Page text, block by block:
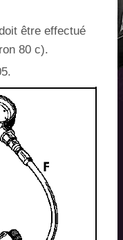
être effectué
80 c).